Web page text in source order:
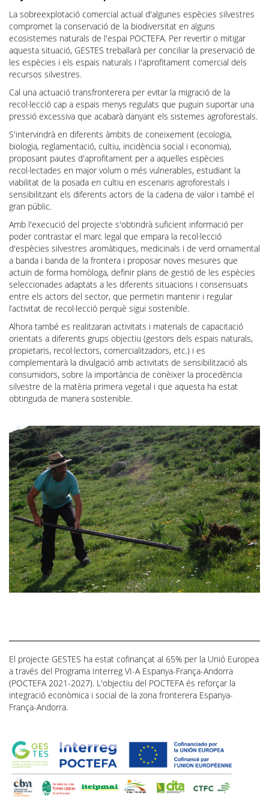
La sobreexplotació comercial actual d'algunes espècies silvestres
compromet la conservació de la biodiversitat en alguns
ecosistemes naturals de l'espai POCTEFA. Per revertir o mitigar
aquesta situació, GESTES treballarà per conciliar la preservació de
les espècies i els espais naturals i l'aprofitament comercial dels
recursos silvestres.
Cal una actuació transfronterera per evitar la migració de la
recol·lecció cap a espais menys regulats que puguin suportar una
pressió excessiva que acabarà danyant els sistemes agroforestals.
S'intervindrà en diferents àmbits de coneixement (ecologia,
biologia, reglamentació, cultiu, incidència social i economia),
proposant pautes d'aprofitament per a aquelles espècies
recol·lectades en major volum o més vulnerables, estudiant la
viabilitat de la posada en cultiu en escenaris agroforestals i
sensibilitzant els diferents actors de la cadena de valor i també el
gran públic.
Amb l'execució del projecte s'obtindrà suficient informació per
poder contrastar el marc legal que empara la recol·lecció
d'espècies silvestres aromàtiques, medicinals i de verd ornamental
a banda i banda de la frontera i proposar noves mesures que
actuïn de forma homòloga, definir plans de gestió de les espècies
seleccionades adaptats a les diferents situacions i consensuats
entre els actors del sector, que permetin mantenir i regular
l’activitat de recol·lecció perquè sigui sostenible.
Alhora també es realitzaran activitats i materials de capacitació
orientats a diferents grups objectiu (gestors dels espais naturals,
propietaris, recol·lectors, comercialitzadors, etc.) i es
complementarà la divulgació amb activitats de sensibilització als
consumidors, sobre la importància de conèixer la procedència
silvestre de la matèria primera vegetal i que aquesta ha estat
obtinguda de manera sostenible.
El projecte GESTES ha estat cofinançat al 65% per la Unió Europea
a través del Programa Interreg VI-A Espanya-França-Andorra
(POCTEFA 2021-2027). L'objectiu del POCTEFA és reforçar la
integració econòmica i social de la zona fronterera Espanya-
França-Andorra.